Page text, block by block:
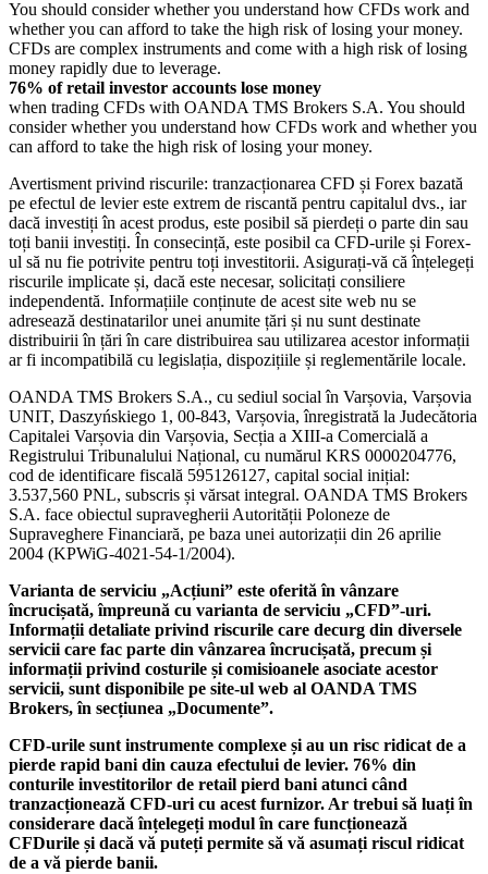
You should consider whether you understand how CFDs work and
whether you can afford to take the high risk of losing your money.
CFDs are complex instruments and come with a high risk of losing
money rapidly due to leverage.
76% of retail investor accounts lose money
when trading CFDs with OANDA TMS Brokers S.A. You should
consider whether you understand how CFDs work and whether you
can afford to take the high risk of losing your money.
Avertisment privind riscurile: tranzacționarea CFD și Forex bazată
pe efectul de levier este extrem de riscantă pentru capitalul dvs., iar
dacă investiți în acest produs, este posibil să pierdeți o parte din sau
toți banii investiți. În consecință, este posibil ca CFD-urile și Forex-
ul să nu fie potrivite pentru toți investitorii. Asigurați-vă că înțelegeți
riscurile implicate și, dacă este necesar, solicitați consiliere
independentă. Informațiile conținute de acest site web nu se
adresează destinatarilor unei anumite țări și nu sunt destinate
distribuirii în țări în care distribuirea sau utilizarea acestor informații
ar fi incompatibilă cu legislația, dispozițiile și reglementările locale.
OANDA TMS Brokers S.A., cu sediul social în Varșovia, Varșovia
UNIT, Daszyńskiego 1, 00-843, Varșovia, înregistrată la Judecătoria
Capitalei Varșovia din Varșovia, Secția a XIII-a Comercială a
Registrului Tribunalului Național, cu numărul KRS 0000204776,
cod de identificare fiscală 595126127, capital social inițial:
3.537,560 PNL, subscris și vărsat integral. OANDA TMS Brokers
S.A. face obiectul supravegherii Autorității Poloneze de
Supraveghere Financiară, pe baza unei autorizații din 26 aprilie
2004 (KPWiG-4021-54-1/2004).
Varianta de serviciu „Acțiuni” este oferită în vânzare
încrucișată, împreună cu varianta de serviciu „CFD”-uri.
Informații detaliate privind riscurile care decurg din diversele
servicii care fac parte din vânzarea încrucișată, precum și
informații privind costurile și comisioanele asociate acestor
servicii, sunt disponibile pe site-ul web al OANDA TMS
Brokers, în secțiunea „Documente”.
CFD-urile sunt instrumente complexe și au un risc ridicat de a
pierde rapid bani din cauza efectului de levier. 76% din
conturile investitorilor de retail pierd bani atunci când
tranzacționează CFD-uri cu acest furnizor. Ar trebui să luați în
considerare dacă înțelegeți modul în care funcționează
CFDurile și dacă vă puteți permite să vă asumați riscul ridicat
de a vă pierde banii.